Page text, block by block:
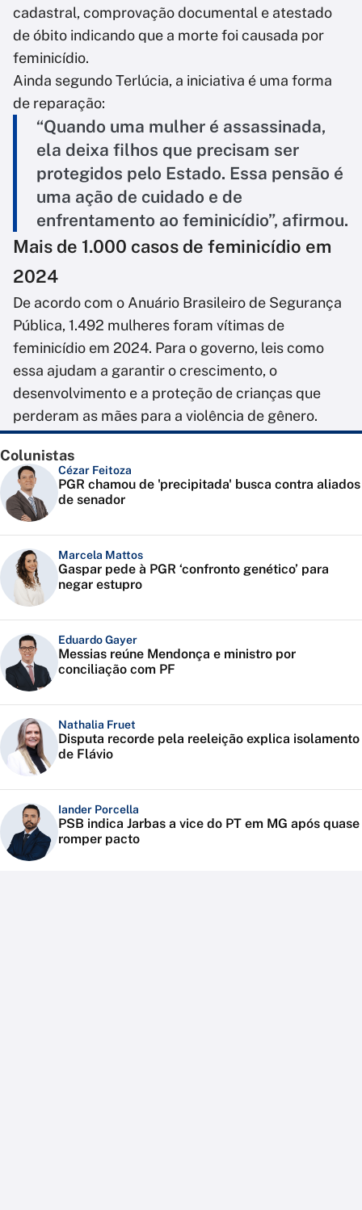
cadastral, comprovação documental e atestado
de óbito indicando que a morte foi causada por
feminicídio.
Ainda segundo Terlúcia, a iniciativa é uma forma
de reparação:
“Quando uma mulher é assassinada,
ela deixa filhos que precisam ser
protegidos pelo Estado. Essa pensão é
uma ação de cuidado e de
enfrentamento ao feminicídio”, afirmou.
Mais de 1.000 casos de feminicídio em
2024
De acordo com o Anuário Brasileiro de Segurança
Pública, 1.492 mulheres foram vítimas de
feminicídio em 2024. Para o governo, leis como
essa ajudam a garantir o crescimento, o
desenvolvimento e a proteção de crianças que
perderam as mães para a violência de gênero.
Colunistas
Cézar Feitoza
PGR chamou de 'precipitada' busca contra aliados
de senador
Marcela Mattos
Gaspar pede à PGR ‘confronto genético’ para
negar estupro
Eduardo Gayer
Messias reúne Mendonça e ministro por
conciliação com PF
Nathalia Fruet
Disputa recorde pela reeleição explica isolamento
de Flávio
Iander Porcella
PSB indica Jarbas a vice do PT em MG após quase
romper pacto